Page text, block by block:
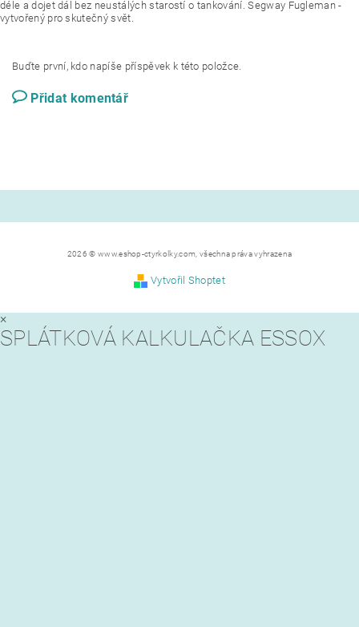
déle a dojet dál bez neustálých starostí o tankování. Segway Fugleman -
vytvořený pro skutečný svět.
Buďte první, kdo napíše příspěvek k této položce.
Přidat komentář
2026 © www.eshop-ctyrkolky.com, všechna práva vyhrazena
Vytvořil Shoptet
×
SPLÁTKOVÁ KALKULAČKA ESSOX